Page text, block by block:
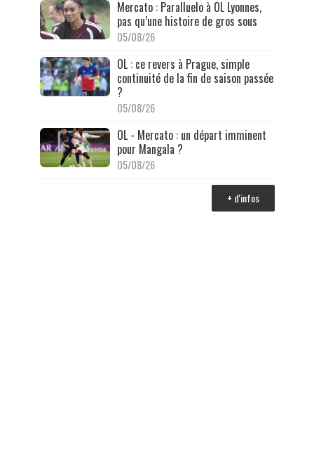
Mercato : Paralluelo à OL Lyonnes,
pas qu’une histoire de gros sous
05/08/26
OL : ce revers à Prague, simple
continuité de la fin de saison passée
?
05/08/26
OL - Mercato : un départ imminent
pour Mangala ?
05/08/26
+ d'infos